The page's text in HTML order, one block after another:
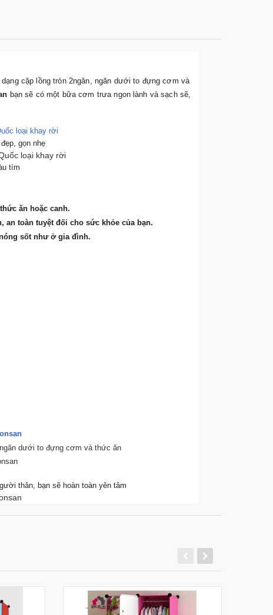
cặp lồng tròn 2ngăn, ngăn dưới to đựng cơm và
bạn sẽ có một bữa cơm trưa ngon lành và sạch sẽ,
gọn nhẹ
tím
ăn hoặc canh.
an toàn tuyệt đối cho sức khỏe của bạn.
sốt như ở gia đình.
dưới to đựng cơm và thức ăn
thân, bạn sẽ hoàn toàn yên tâm